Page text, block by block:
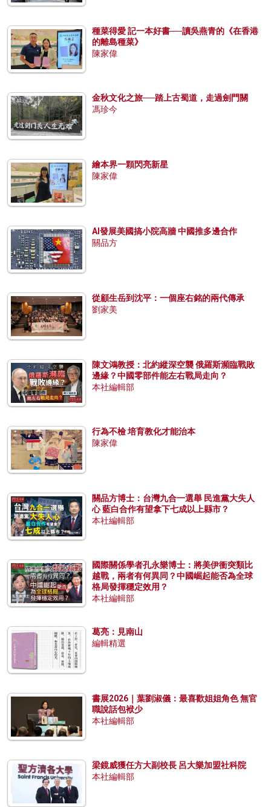
種菜得愛 記一本好書──讀吳燕青的《在香港
的離島種菜》
陳家偉
金秋文化之旅──踏上古蜀道，走過劍門關
馮珍今
繪本界一顆閃亮新星
陳家偉
AI發展美國搞小院高牆 中國推多邊合作
關品方
從顧生岳到沈平：一個座右銘的兩代傳承
劉家美
陳文鴻教授：北約縱深空襲 俄羅斯瀕臨戰敗
邊緣？中國零部件能左右戰局走向？
本社編輯部
行為不檢 培育教化才能治本
陳家偉
關品方博士：台灣九合一選舉 民進黨大失人
心 藍白合作有望拿下七成以上縣市？
本社編輯部
國際關係學者孔永樂博士：將美伊衝突類比
越戰，兩者有何異同？中國崛起能否為全球
格局發揮穩定效用？
本社編輯部
葛亮：見南山
編輯精選
書展2026｜葉劉淑儀：最喜歡姐姐角色 無官
職說話包袱少
本社編輯部
梁鏡威獲任方大副校長 呂大樂加盟社科院
本社編輯部